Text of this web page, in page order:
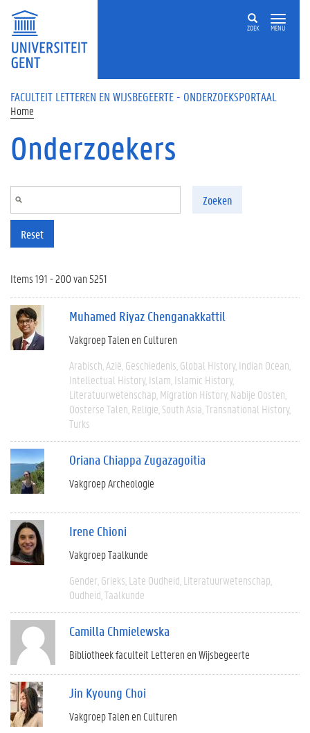
Overslaan en naar de inhoud gaan
ZOEK MENU
FACULTEIT LETTEREN EN WIJSBEGEERTE - ONDERZOEKSPORTAAL
Home
Onderzoekers
Zoeken
Reset
Items 191 - 200 van 5251
Muhamed Riyaz Chenganakkattil
Vakgroep Talen en Culturen
Arabisch Azië Geschiedenis Global History Indian Ocean
Intellectual History Islam Islamic History
Literatuurwetenschap Migration History Nabije Oosten
Oosterse Talen Religie South Asia Transnational History
Turks
Oriana Chiappa Zugazagoitia
Vakgroep Archeologie
Irene Chioni
Vakgroep Taalkunde
Gender Grieks Late Oudheid Literatuurwetenschap
Oudheid Taalkunde
Camilla Chmielewska
Bibliotheek faculteit Letteren en Wijsbegeerte
Jin Kyoung Choi
Vakgroep Talen en Culturen